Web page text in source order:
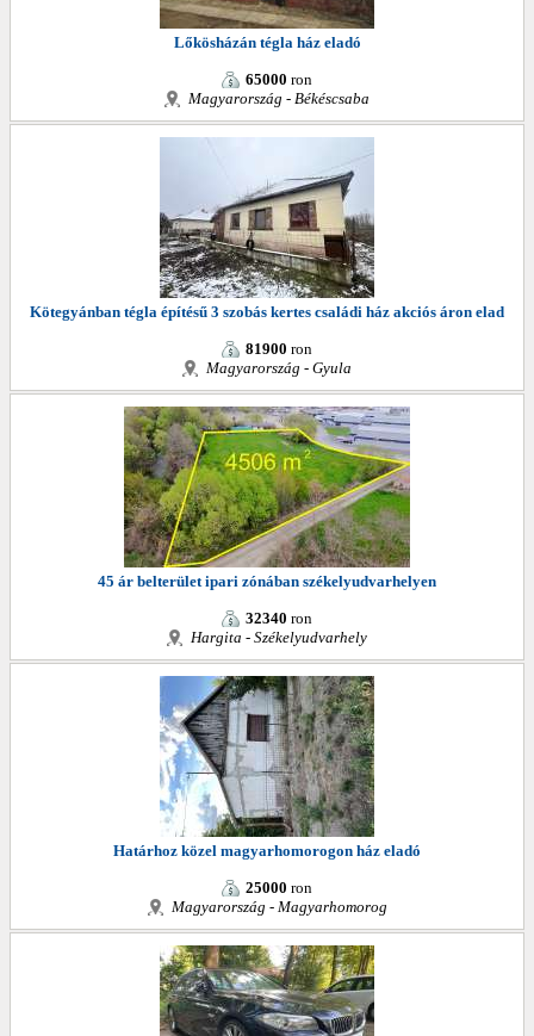
Lőkösházán tégla ház eladó
65000 ron
Magyarország - Békéscsaba
Kötegyánban tégla építésű 3 szobás kertes családi ház akciós áron elad
81900 ron
Magyarország - Gyula
45 ár belterület ipari zónában székelyudvarhelyen
32340 ron
Hargita - Székelyudvarhely
Határhoz közel magyarhomorogon ház eladó
25000 ron
Magyarország - Magyarhomorog